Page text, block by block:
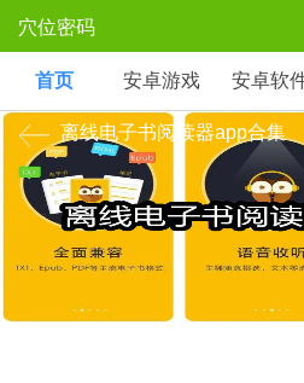
穴位密码
首页 安卓游戏 安卓软
离线电子书阅读器app合集
在手机上面阅读学习已经成为了很多用
惯，但是很多的电子书软件都需要付费阅读
是感到烦恼。这次我们帮助大家整理了一些
app，欢迎感兴趣的玩家前来本站之中下载